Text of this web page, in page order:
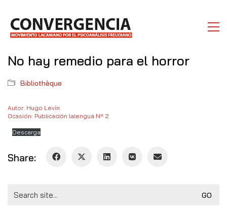
No hay remedio para el horror
Bibliothèque
Autor: Hugo Levín
Ocasión: Publicación lalengua Nº 2
Descarga
Share:
for: